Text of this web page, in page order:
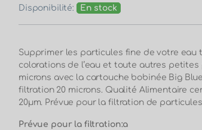
Disponibilité:
En stock
Supprimer les particules fine de votre eau
colorations de l’eau et toute autres
microns avec la cartouche bobinée Big
filtration 20 microns. Qualité Alimentaire
20µm. Prévue pour la filtration de
Prévue pour la filtration:a